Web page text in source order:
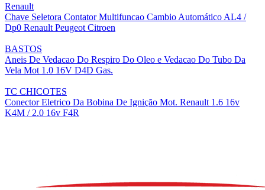
Renault
Chave Seletora Contator Multifuncao Cambio Automático AL4 /
Dp0 Renault Peugeot Citroen
BASTOS
Aneis De Vedacao Do Respiro Do Oleo e Vedacao Do Tubo Da
Vela Mot 1.0 16V D4D Gas.
TC CHICOTES
Conector Eletrico Da Bobina De Ignição Mot. Renault 1.6 16v
K4M / 2.0 16v F4R